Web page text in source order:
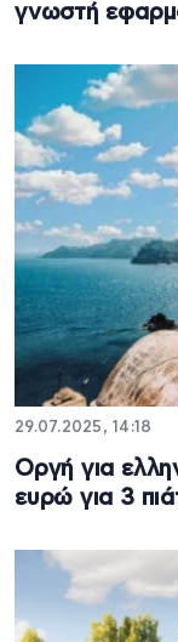
γνωστή
29.07.2025, 14:18
Οργή για
ευρώ για 3